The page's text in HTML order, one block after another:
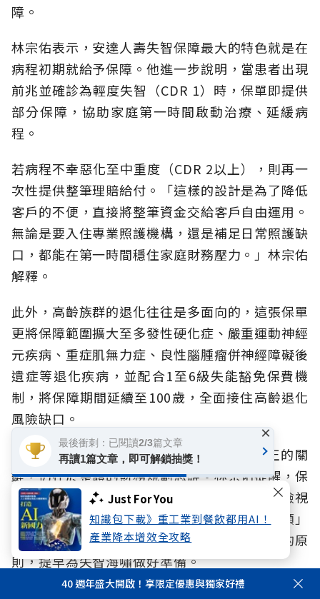
Just For You
知識包下載》重工業到餐飲都用AI！
產業降本增效全攻略
障。
林宗佑表示，安達人壽失智保障最大的特色就是在
病程初期就給予保障。他進一步說明，當患者出現
前兆並確診為輕度失智（CDR 1）時，保單即提供
部分保障，協助家庭第一時間啟動治療、延緩病
程。
若病程不幸惡化至中重度（CDR 2以上），則再一
次性提供整筆理賠給付。「這樣的設計是為了降低
客戶的不便，直接將整筆資金交給客戶自由運用。
無論是要入住專業照護機構，還是補足日常照護缺
口，都能在第一時間穩住家庭財務壓力。」林宗佑
解釋。
此外，高齡族群的退化往往是多面向的，這張保單
更將保障範圍擴大至多發性硬化症、嚴重運動神經
元疾病、重症肌無力症、良性腦腫瘤併神經障礙後
遺症等退化疾病，並配合1至6級失能豁免保費機
制，將保障期間延續至100歲，全面接住高齡退化
風險缺口。
再完善的保單終究只是防護網的一環，真正的關
鍵，仍在於整體的財務規劃思維。林宗佑提醒，保
險應與投資、儲蓄做好平衡配置，並建議民眾檢視
保單時，可從「保障期間、保障範圍、理賠金額」
三大面向著手，掌握「提早佈局、循序漸進」的原
則，提早為失智海嘯做好準備。
40 週年盛大開啟！享限定優惠與獨家好禮
最後衝刺：已閱讀2/3篇文章
再讀1篇文章，即可解鎖抽獎！
×